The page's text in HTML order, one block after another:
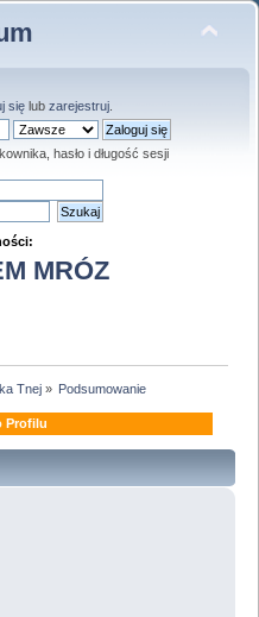
sięlub zarejestruj.
hasło i długość sesji
MRÓZ
Tnej» Podsumowanie
Profilu